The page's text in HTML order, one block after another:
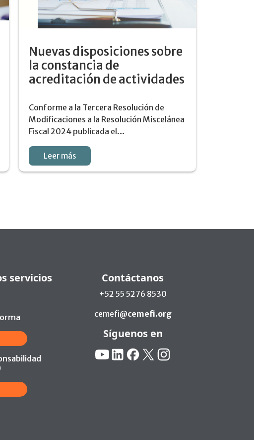
Nuevas disposiciones sobre
la constancia de
acreditación de actividades
Conforme a la Tercera Resolución de
Modificaciones a la Resolución Miscelánea
Fiscal 2024 publicada el…
Leer más
servicios
Contáctanos
+52 55 5276 8530
cemefi@cemefi.org
Síguenos en
Redes Sociales:
YouTube
LinkedinFacebook
X Instagram